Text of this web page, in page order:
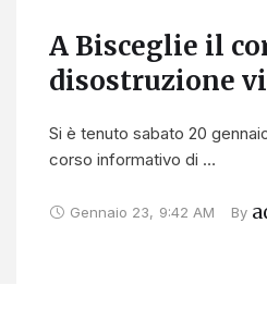
A Bisceglie il
disostruzione
Si è tenuto sabato 20
corso informativo di …
Gennaio 23, 9:42 AM By